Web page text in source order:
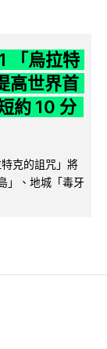
「烏拉特
高世界首
約 10 分
克的詛咒」將
」、地城「毒牙